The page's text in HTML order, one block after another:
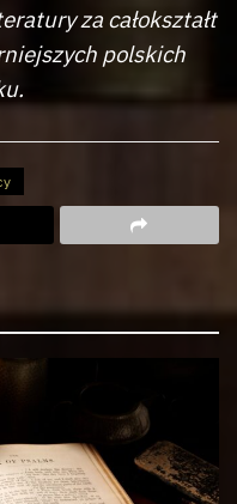
za całokształt
polskich